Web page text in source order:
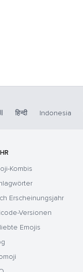
हिन्दी Indonesia
Kombis
Erscheinungsjahr
Versionen
Emojis